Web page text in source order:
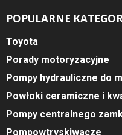
POPULARNE
Toyota
Porady motoryzacyjne
Pompy hydrauliczne do
Powłoki ceramiczne i
Pompy centralnego
Pompowtryskiwacze